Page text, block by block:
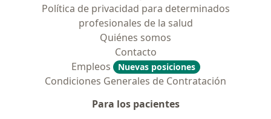
Política de privacidad para determinados
profesionales de la salud
Quiénes somos
Contacto
Empleos
Nuevas posiciones
Condiciones Generales de Contratación
Para los pacientes